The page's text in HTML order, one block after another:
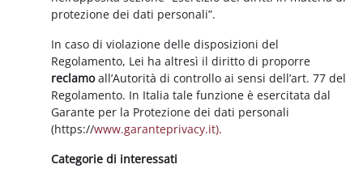
protezione dei dati personali”.
In caso di violazione delle disposizioni del
Regolamento, Lei ha altresì il diritto di proporre
reclamoall’Autorità di controllo ai sensi dell’art. 77 del
Regolamento. In Italia tale funzione è esercitata dal
Garante per la Protezione dei dati personali
(https://www.garanteprivacy.it).
Categorie di interessati